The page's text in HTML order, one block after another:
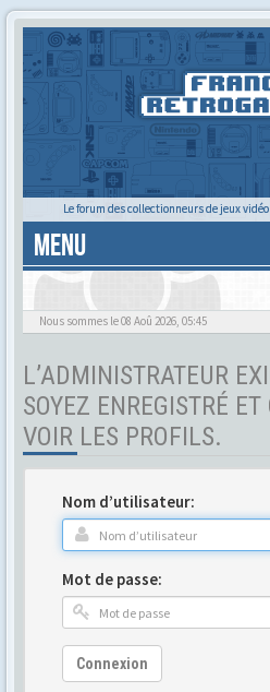
Le forum des collectionneurs de jeux
MENU
Tu cherches quelqu'un ?
Nous sommes le 08 Aoû 2026, 05:45
L’ADMINISTRATEUR
SOYEZ ENREGISTRÉ
VOIR LES PROFILS.
Nom d’utilisateur:
Mot de passe:
Connexion